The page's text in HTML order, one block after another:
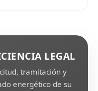
LEGAL
tramitación y
energético de su